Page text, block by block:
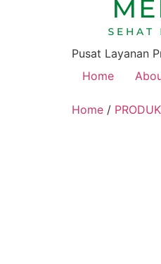
Pusat Layanan
Home
Home /